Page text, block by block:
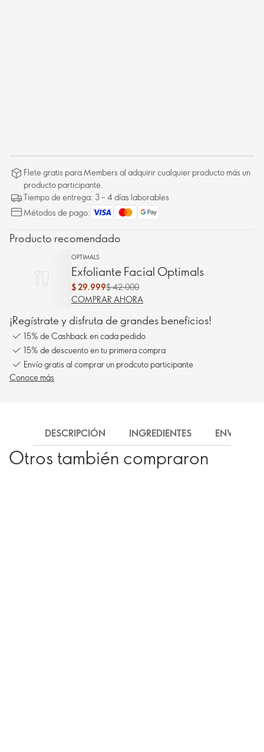
Flete gratis para Members al adquirir cualquier producto más un
producto participante.
Tiempo de entrega: 3 – 4 días laborables
Métodos de pago:
Producto recomendado
OPTIMALS
Exfoliante Facial Optimals
$ 29.999$ 42.000
COMPRAR AHORA
¡Regístrate y disfruta de grandes beneficios!
15% de Cashback en cada pedido
15% de descuento en tu primera compra
Envío gratis al comprar un prodcuto participante
Conoce más
DESCRIPCIÓN INGREDIENTES ENVÍO
Otros también compraron